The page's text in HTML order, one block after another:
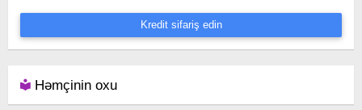
Kredit sifariş edin
Həmçinin oxu